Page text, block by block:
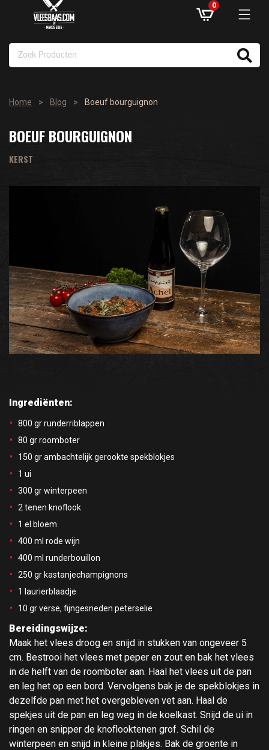
ASSORTIMENT
AANBIEDINGEN
RECEPTEN
KLANTENSERVICE
0
Home > Blog > boeuf bourguignon
BOEUF BOURGUIGNON
KERST
Ingrediënten:
800 gr runderriblappen
80 gr roomboter
150 gr ambachtelijk gerookte spekblokjes
1 ui
300 gr winterpeen
2 tenen knoflook
1 el bloem
400 ml rode wijn
400 ml runderbouillon
250 gr kastanjechampignons
1 laurierblaadje
10 gr verse, fijngesneden peterselie
Bereidingswijze:
Maak het vlees droog en snijd in stukken van ongeveer 5
cm. Bestrooi het vlees met peper en zout en bak het vlees
in de helft van de roomboter aan. Haal het vlees uit de pan
en leg het op een bord. Vervolgens bak je de spekblokjes in
dezelfde pan met het overgebleven vet aan. Haal de
spekjes uit de pan en leg weg in de koelkast. Snijd de ui in
ringen en snipper de knoflooktenen grof. Schil de
winterpeen en snijd in kleine plakjes. Bak de groente in